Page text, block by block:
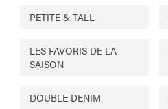
PETITE & TALL
LES FAVORIS DE LA
SAISON
DOUBLE DENIM